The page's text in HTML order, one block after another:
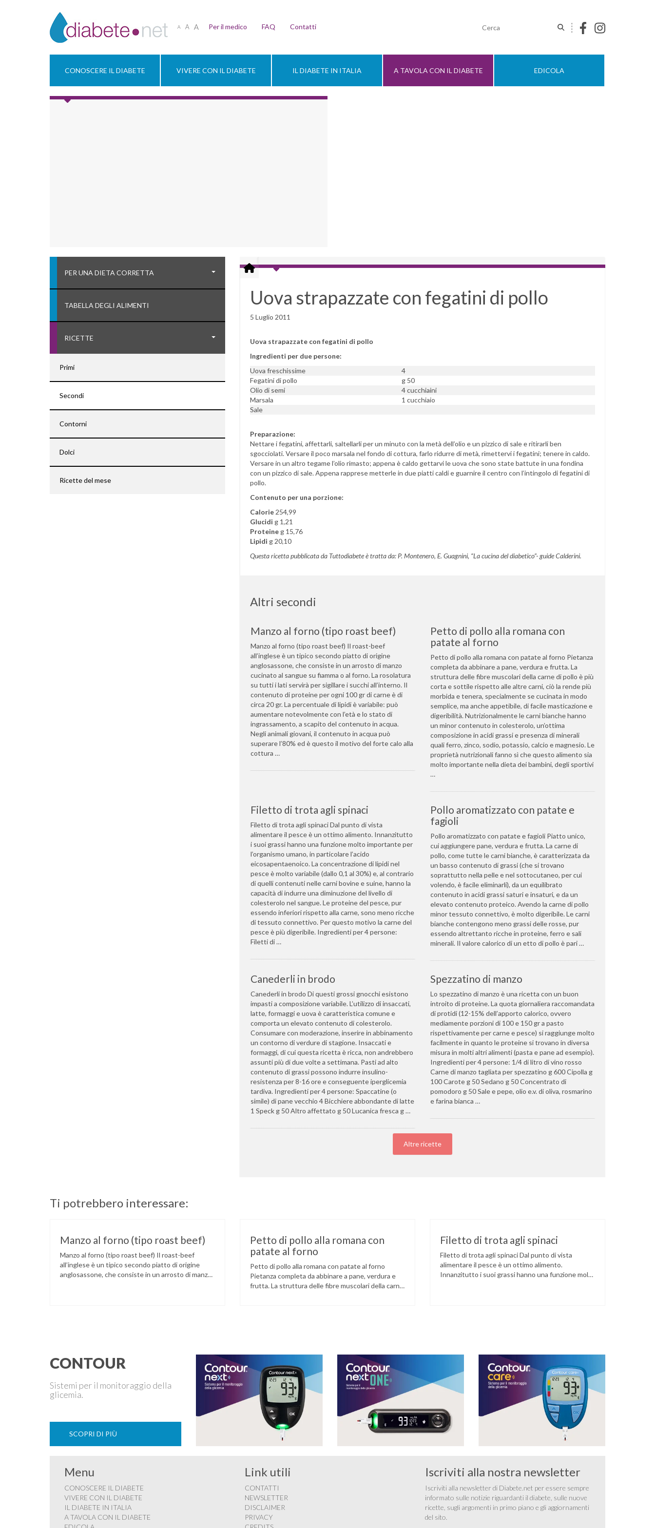
A A A Per il medico FAQ Contatti
CONOSCERE IL DIABETE VIVERE CON IL DIABETE IL DIABETE IN ITALIA A TAVOLA CON IL DIABETE EDICOLA
PER UNA DIETA CORRETTA
TABELLA DEGLI ALIMENTI
RICETTE
Primi
Secondi
Contorni
Dolci
Ricette del mese
Uova strapazzate con fegatini di pollo
5 Luglio 2011
Uova strapazzate con fegatini di pollo
Ingredienti per due persone:
Uova freschissime
4
Fegatini di pollo
g 50
Olio di semi
4 cucchiaini
Marsala
1 cucchiaio
Sale
Preparazione:
Nettare i fegatini, affettarli, saltellarli per un minuto con la metà dell’olio e un pizzico di sale e ritirarli ben
sgocciolati. Versare il poco marsala nel fondo di cottura, farlo ridurre di metà, rimettervi i fegatini; tenere in caldo.
Versare in un altro tegame l’olio rimasto; appena è caldo gettarvi le uova che sono state battute in una fondina
con un pizzico di sale. Appena rapprese metterle in due piatti caldi e guarnire il centro con l’intingolo di fegatini di
pollo.
Contenuto per una porzione:
Calorie 254,99
Glucidi g 1,21
Proteine g 15,76
Lipidi g 20,10
Questa ricetta pubblicata da Tuttodiabete è tratta da: P. Montenero, E. Guagnini, “La cucina del diabetico”- guide Calderini.
Altri secondi
Manzo al forno (tipo roast beef)
Manzo al forno (tipo roast beef) Il roast-beef
all’inglese è un tipico secondo piatto di origine
anglosassone, che consiste in un arrosto di manzo
cucinato al sangue su fiamma o al forno. La rosolatura
su tutti i lati servirà per sigillare i succhi all’interno. Il
contenuto di proteine per ogni 100 gr di carne è di
circa 20 gr. La percentuale di lipidi è variabile: può
aumentare notevolmente con l’età e lo stato di
ingrassamento, a scapito del contenuto in acqua.
Negli animali giovani, il contenuto in acqua può
superare l’80% ed è questo il motivo del forte calo alla
cottura …
Petto di pollo alla romana con
patate al forno
Petto di pollo alla romana con patate al forno Pietanza
completa da abbinare a pane, verdura e frutta. La
struttura delle fibre muscolari della carne di pollo è più
corta e sottile rispetto alle altre carni, ciò la rende più
morbida e tenera, specialmente se cucinata in modo
semplice, ma anche appetibile, di facile masticazione e
digeribilità. Nutrizionalmente le carni bianche hanno
un minor contenuto in colesterolo, un’ottima
composizione in acidi grassi e presenza di minerali
quali ferro, zinco, sodio, potassio, calcio e magnesio. Le
proprietà nutrizionali fanno sì che questo alimento sia
molto importante nella dieta dei bambini, degli sportivi
…
Filetto di trota agli spinaci
Filetto di trota agli spinaci Dal punto di vista
alimentare il pesce è un ottimo alimento. Innanzitutto
i suoi grassi hanno una funzione molto importante per
l’organismo umano, in particolare l’acido
eicosapentaenoico. La concentrazione di lipidi nel
pesce è molto variabile (dallo 0,1 al 30%) e, al contrario
di quelli contenuti nelle carni bovine e suine, hanno la
capacità di indurre una diminuzione del livello di
colesterolo nel sangue. Le proteine del pesce, pur
essendo inferiori rispetto alla carne, sono meno ricche
di tessuto connettivo. Per questo motivo la carne del
pesce è più digeribile. Ingredienti per 4 persone:
Filetti di …
Pollo aromatizzato con patate e
fagioli
Pollo aromatizzato con patate e fagioli Piatto unico,
cui aggiungere pane, verdura e frutta. La carne di
pollo, come tutte le carni bianche, è caratterizzata da
un basso contenuto di grassi (che si trovano
soprattutto nella pelle e nel sottocutaneo, per cui
volendo, è facile eliminarli), da un equilibrato
contenuto in acidi grassi saturi e insaturi, e da un
elevato contenuto proteico. Avendo la carne di pollo
minor tessuto connettivo, è molto digeribile. Le carni
bianche contengono meno grassi delle rosse, pur
essendo altrettanto ricche in proteine, ferro e sali
minerali. Il valore calorico di un etto di pollo è pari …
Canederli in brodo
Canederli in brodo Di questi grossi gnocchi esistono
impasti a composizione variabile. L’utilizzo di insaccati,
latte, formaggi e uova è caratteristica comune e
comporta un elevato contenuto di colesterolo.
Consumare con moderazione, inserire in abbinamento
un contorno di verdure di stagione. Insaccati e
formaggi, di cui questa ricetta è ricca, non andrebbero
assunti più di due volte a settimana. Pasti ad alto
contenuto di grassi possono indurre insulino-
resistenza per 8-16 ore e conseguente iperglicemia
tardiva. Ingredienti per 4 persone: Spaccatine (o
simile) di pane vecchio 4 Bicchiere abbondante di latte
1 Speck g 50 Altro affettato g 50 Lucanica fresca g …
Spezzatino di manzo
Lo spezzatino di manzo è una ricetta con un buon
introito di proteine. La quota giornaliera raccomandata
di protidi (12-15% dell’apporto calorico, ovvero
mediamente porzioni di 100 e 150 gr a pasto
rispettivamente per carne e pesce) si raggiunge molto
facilmente in quanto le proteine si trovano in diversa
misura in molti altri alimenti (pasta e pane ad esempio).
Ingredienti per 4 persone: 1/4 di litro di vino rosso
Carne di manzo tagliata per spezzatino g 600 Cipolla g
100 Carote g 50 Sedano g 50 Concentrato di
pomodoro g 50 Sale e pepe, olio e.v. di oliva, rosmarino
e farina bianca …
Altre ricette
Ti potrebbero interessare:
Manzo al forno (tipo roast beef)
Manzo al forno (tipo roast beef) Il roast-beef
all’inglese è un tipico secondo piatto di origine
anglosassone, che consiste in un arrosto di manzo
Petto di pollo alla romana con
patate al forno
Petto di pollo alla romana con patate al forno
Pietanza completa da abbinare a pane, verdura e
frutta. La struttura delle fibre muscolari della carne
Filetto di trota agli spinaci
Filetto di trota agli spinaci Dal punto di vista
alimentare il pesce è un ottimo alimento.
Innanzitutto i suoi grassi hanno una funzione molto
CONTOUR
Sistemi per il monitoraggio della
glicemia.
SCOPRI DI PIÙ
Menu
CONOSCERE IL DIABETE
VIVERE CON IL DIABETE
IL DIABETE IN ITALIA
A TAVOLA CON IL DIABETE
Link utili
CONTATTI
NEWSLETTER
DISCLAIMER
PRIVACY
Iscriviti alla nostra newsletter
Iscriviti alla newsletter di Diabete.net per essere sempre
informato sulle notizie riguardanti il diabete, sulle nuove
ricette, sugli argomenti in primo piano e gli aggiornamenti
del sito.